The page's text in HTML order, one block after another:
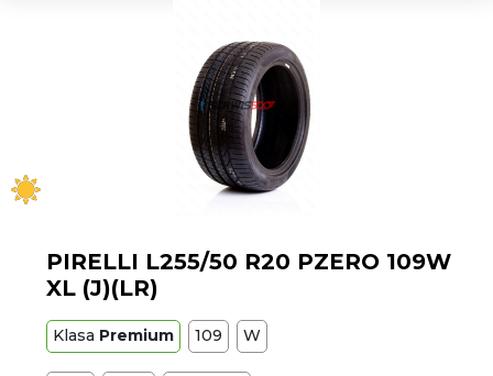
PIRELLI L255/50 R20 PZERO 109W
XL (J)(LR)
Klasa Premium 109 W